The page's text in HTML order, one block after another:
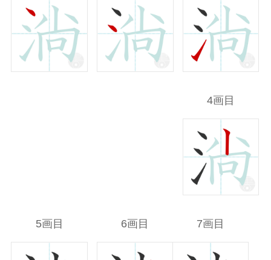
4画目
5画目 6画目 7画目